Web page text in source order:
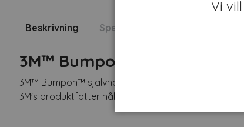
Beskrivning Specifikation
3M™ Bumpon™ SJ5744
3M™ Bumpon™ självhäftande produktfötter av PU
3M's produktfötter håller hög kvalitet och kommer
Vi